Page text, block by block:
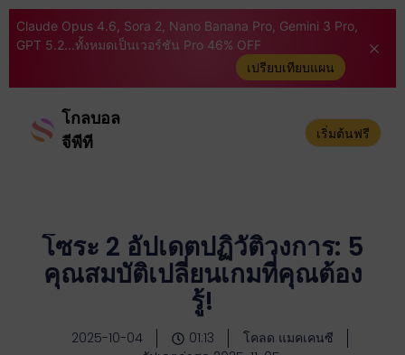
Claude Opus 4.6, Sora 2, Nano Banana Pro, Gemini 3 Pro,
GPT 5.2...ทั้งหมดเป็นเวอร์ชัน Pro 46% OFF
เปรียบเทียบแผน
โกลบอล
จีพีที
เริ่มต้นฟรี
โซระ 2 อัปเดตปฏิวัติวงการ: 5
คุณสมบัติเปลี่ยนเกมที่คุณต้อง
รู้!
2025-10-04 01:13
โคลด แมคเคนซี